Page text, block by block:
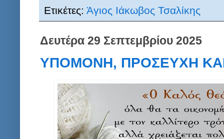
Ετικέτες: Άγιος Ιάκωβος Τσαλίκης
Δευτέρα 29 Σεπτεμβρίου 2025
ΥΠΟΜΟΝΗ, ΠΡΟΣΕΥΧΗ